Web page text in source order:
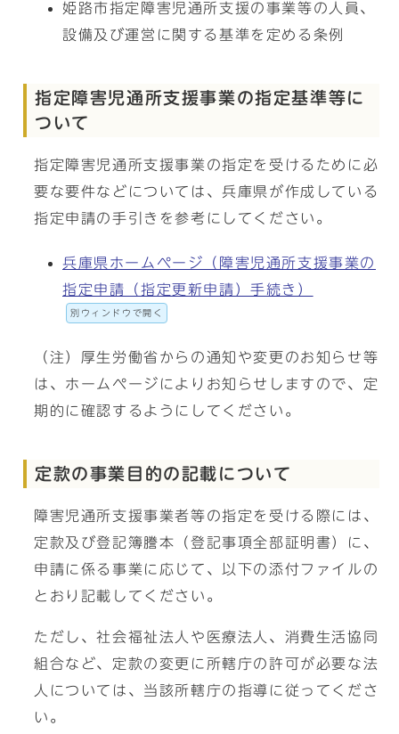
姫路市指定障害児通所支援の事業等の人員、
設備及び運営に関する基準を定める条例
指定障害児通所支援事業の指定基準等に
ついて
指定障害児通所支援事業の指定を受けるために必
要な要件などについては、兵庫県が作成している
指定申請の手引きを参考にしてください。
兵庫県ホームページ（障害児通所支援事業の
指定申請（指定更新申請）手続き）
別ウィンドウで開く
（注）厚生労働省からの通知や変更のお知らせ等
は、ホームページによりお知らせしますので、定
期的に確認するようにしてください。
定款の事業目的の記載について
障害児通所支援事業者等の指定を受ける際には、
定款及び登記簿謄本（登記事項全部証明書）に、
申請に係る事業に応じて、以下の添付ファイルの
とおり記載してください。
ただし、社会福祉法人や医療法人、消費生活協同
組合など、定款の変更に所轄庁の許可が必要な法
人については、当該所轄庁の指導に従ってくださ
い。